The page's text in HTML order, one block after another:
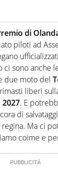
Quando
derapa. E
di
piloti ad
ci sono anche
due moto del
liberi
. E
di
Ma ci
coime e